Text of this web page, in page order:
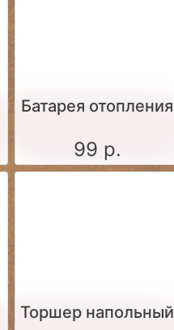
Батарея отопления
99 р.
Торшер напольный